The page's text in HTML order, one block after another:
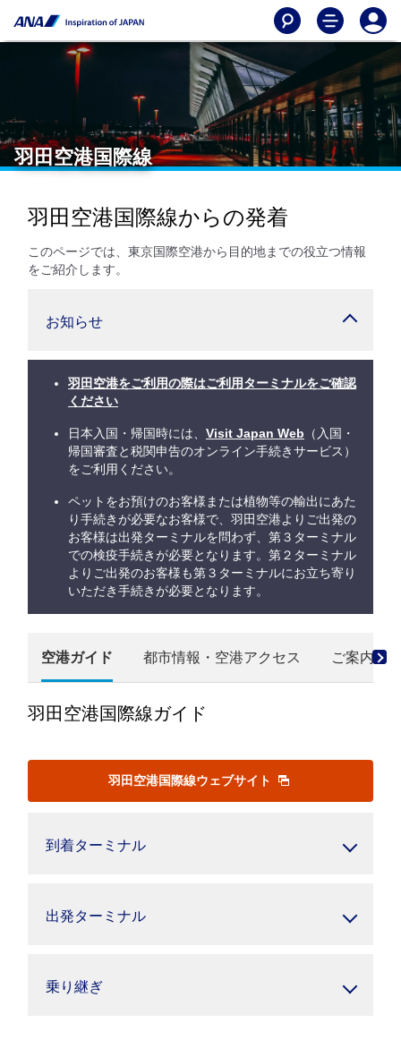
羽田空港国際線
羽田空港国際線からの発着
このページでは、東京国際空港から目的地までの役立つ情報
をご紹介します。
お知らせ
羽田空港をご利用の際はご利用ターミナルをご確認
ください
日本入国・帰国時には、 Visit Japan Web （入国・
帰国審査と税関申告のオンライン手続きサービス）
をご利用ください。
ペットをお預けのお客様または植物等の輸出にあた
り手続きが必要なお客様で、羽田空港よりご出発の
お客様は出発ターミナルを問わず、第３ターミナル
での検疫手続きが必要となります。第２ターミナル
よりご出発のお客様も第３ターミナルにお立ち寄り
いただき手続きが必要となります。
空港ガイド 都市情報・空港アクセス ご案内
羽田空港国際線ガイド
羽田空港国際線ウェブサイト
到着ターミナル
出発ターミナル
乗り継ぎ